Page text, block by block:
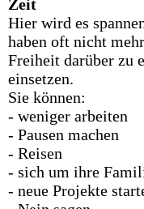
Zeit
Hier wird es
haben oft nicht
Freiheit darüber zu
einsetzen.
Sie können:
- weniger arbeiten
- Pausen machen
- Reisen
- sich um ihre
- neue Projekte